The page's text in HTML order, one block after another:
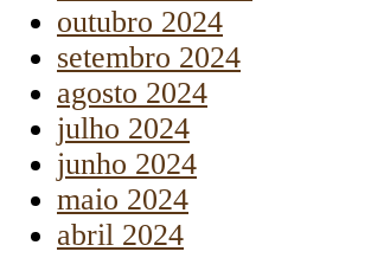
outubro 2024
setembro 2024
agosto 2024
julho 2024
junho 2024
maio 2024
abril 2024